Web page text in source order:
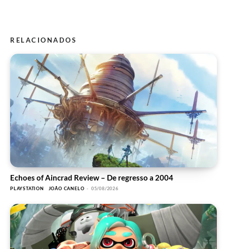
RELACIONADOS
Echoes of Aincrad Review – De regresso a 2004
PLAYSTATION JOÃO CANELO - 05/08/2026